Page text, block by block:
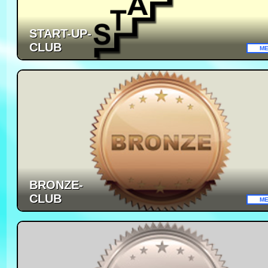
JETZT
VORTEILE
START-UP-
CLUB
START-UP
CLUB
VORTEILE
BRONZE-
CLUB
BRONZE-
CLUB